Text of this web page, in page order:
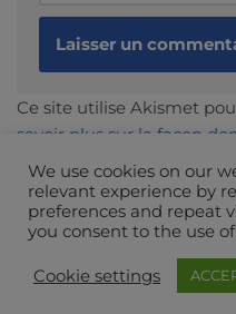
Ce site utilise Akismet
savoir plus sur la façon
commentaires sont
We use cookies on our
relevant experience by
preferences and repeat
you consent to the use
Cookie settings